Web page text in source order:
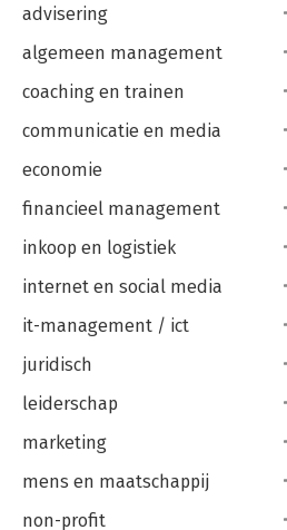
De werkvloer is de beste universiteit
Leiderschap moet je verdienen
Frederik Willem de Klerk
Desmond Tutu
Over de auteur
advisering
algemeen management
coaching en trainen
communicatie en media
economie
financieel management
inkoop en logistiek
internet en social media
it-management / ict
juridisch
leiderschap
marketing
mens en maatschappij
non-profit